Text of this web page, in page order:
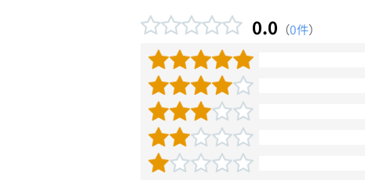
0.0 （0件）